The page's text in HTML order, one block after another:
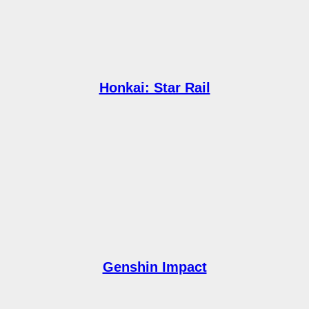
Honkai: Star Rail
Genshin Impact